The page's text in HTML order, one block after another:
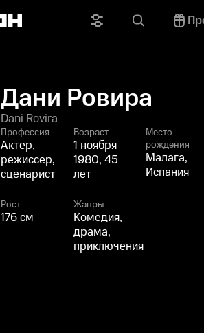
Дани Ровира
Dani Rovira
Профессия
Актер,
режиссер,
сценарист
Возраст
1 ноября
1980, 45
лет
Место
рождения
Малага,
Испания
Рост
176 см
Жанры
Комедия,
драма,
приключения